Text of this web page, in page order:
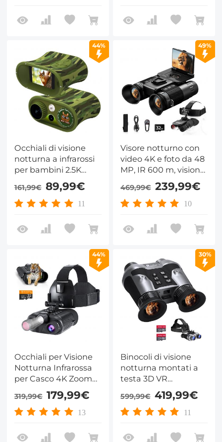
della fauna selvatica,
esplorazione della
44%
Occhiali di visione
notturna a infrarossi
per bambini 2.5K
Video 48MP Foto
6.1cm Grande display
161,99€ 89,99€
11
49%
Visore notturno con
video 4K e foto da 48
MP, IR 600 m, visione
notturna a colori
Starlight, doppio
schermo, torcia e
retroilluminati –
Kentfaith
469,99€ 239,99€
10
44%
Occhiali per Visione
Notturna Infrarossa
per Casco 4K Zoom
Digitale 8X Torcia
32GB
319,99€ 179,99€
13
30%
Binocoli di visione
notturna montati a
testa 3D VR
700M/2296FT Zoom
6X KentFaith
599,99€ 419,99€
11